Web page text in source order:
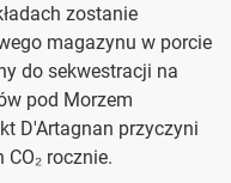
zostanie
magazynu w porcie
do sekwestracji na
pod Morzem
D'Artagnan przyczyni
rocznie.